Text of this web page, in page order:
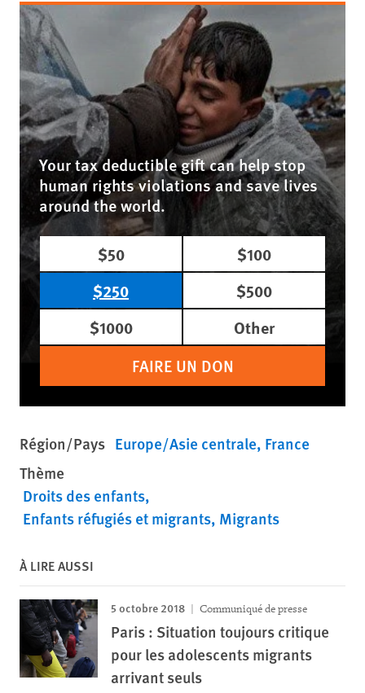
Your tax deductible gift can help stop
human rights violations and save lives
around the world.
$50
$100
$250
$500
$1000
Other
FAIRE UN DON
Région/Pays Europe/Asie centrale France
Thème
Droits des enfants
Enfants réfugiés et migrants Migrants
À LIRE AUSSI
5 octobre 2018 Communiqué de presse
Paris : Situation toujours critique
pour les adolescents migrants
arrivant seuls